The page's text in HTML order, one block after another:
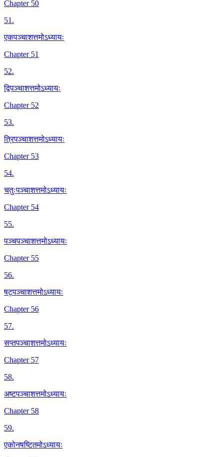
Chapter 50
51.
एकपञ्चाशत्तमोऽध्यायः
Chapter 51
52.
द्विपञ्चाशत्तमोऽध्यायः
Chapter 52
53.
त्रिपञ्चाशत्तमोऽध्यायः
Chapter 53
54.
चतुःपञ्चाशत्तमोऽध्यायः
Chapter 54
55.
पञ्चपञ्चाशत्तमोऽध्यायः
Chapter 55
56.
षट्पञ्चाशत्तमोऽध्यायः
Chapter 56
57.
सप्तपञ्चाशत्तमोऽध्यायः
Chapter 57
58.
अष्टपञ्चाशत्तमोऽध्यायः
Chapter 58
59.
एकोनषष्टितमोऽध्यायः